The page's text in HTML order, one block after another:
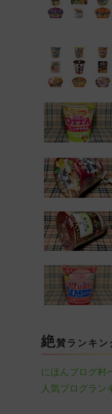
絶賛ランキン
にほんブログ村
人気ブログラン